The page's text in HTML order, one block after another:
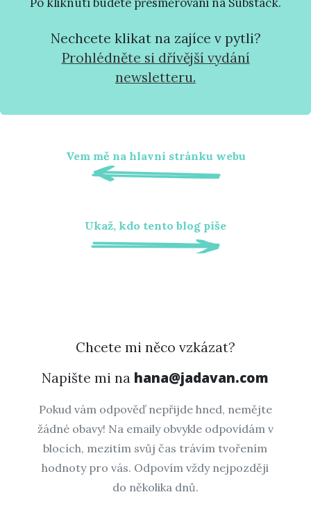
Nechcete klikat na zajíce v pytli?
Prohlédněte si dřívější vydání
newsletteru.
Vem mě na hlavní stránku webu
Ukaž, kdo tento blog píše
Chcete mi něco vzkázat?
Napište mi na hana@jadavan.com
Pokud vám odpověď nepřijde hned, nemějte
žádné obavy! Na emaily obvykle odpovídám v
blocích, mezitím svůj čas trávím tvořením
hodnoty pro vás. Odpovím vždy nejpozději
do několika dnů.